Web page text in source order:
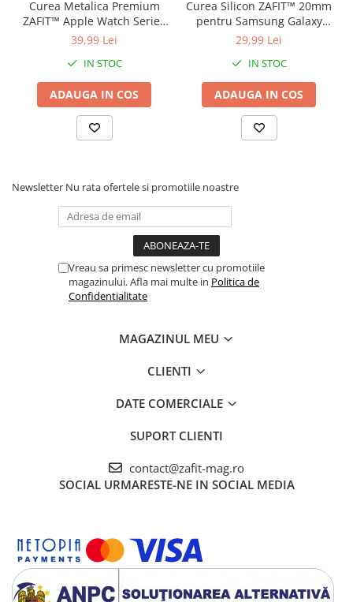
Curea Metalica Premium
ZAFIT™ Apple Watch Series
10/9/8/7/SE2 si mai vechi,
39,99 Lei
IN STOC
ADAUGA IN COS
Curea Silicon ZAFIT™ 20mm
pentru Samsung Galaxy
Watch 7/6/5/4/Active 2,
Garmin Vivoactive, Amazfit
GTS si orice ceas 20mm,
Rosu.
29,99 Lei
IN STOC
ADAUGA IN COS
Newsletter Nu rata ofertele si promotiile noastre
Vreau sa primesc newsletter cu promotiile
magazinului. Afla mai multe in Politica de
Confidentialitate
MAGAZINUL MEU
CLIENTI
DATE COMERCIALE
SUPORT CLIENTI
contact@zafit-mag.ro
SOCIAL URMARESTE-NE IN SOCIAL MEDIA